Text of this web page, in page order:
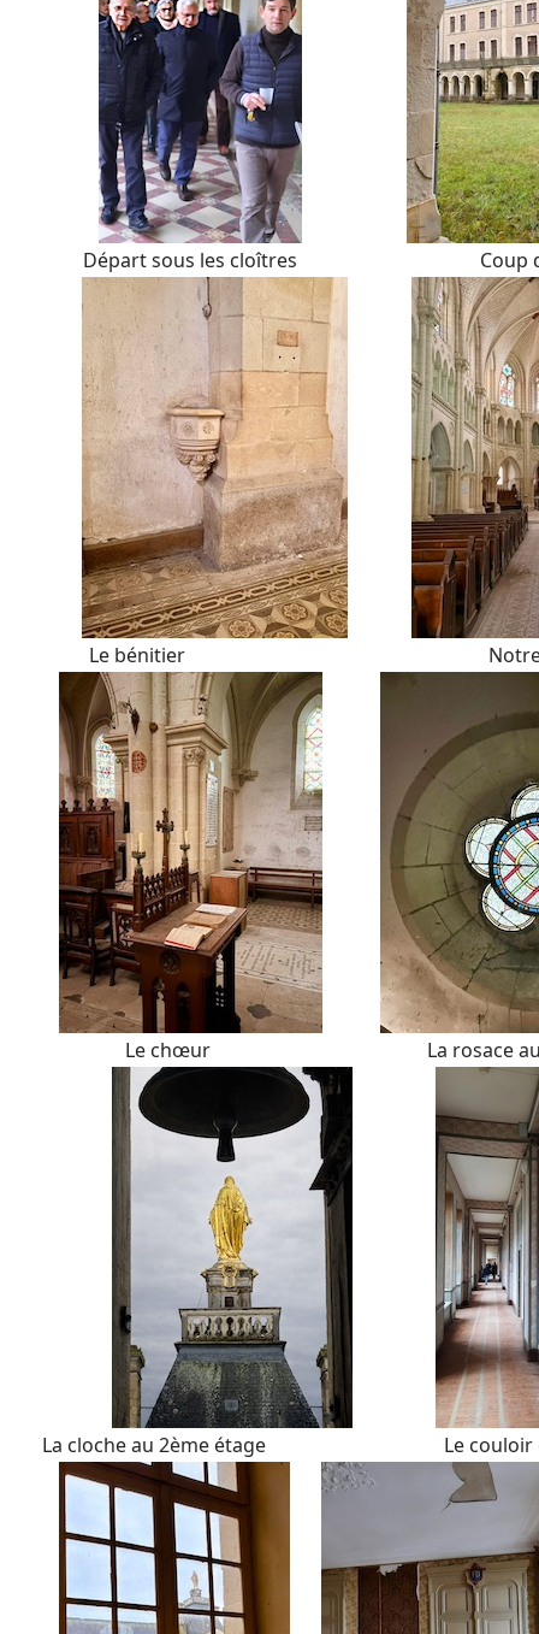
Départ sous les cloîtres Coup d'œil
Le bénitier Notre belle
Le chœur La rosace au
La cloche au 2ème étage Le couloir des